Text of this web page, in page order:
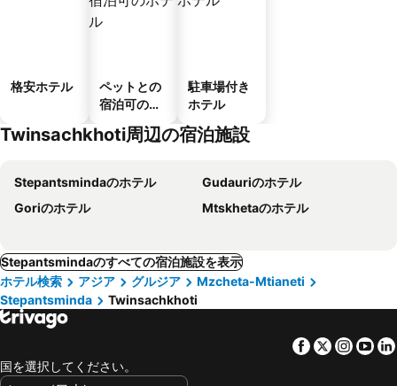
格安ホテル
ペットとの
宿泊可のホ
駐車場付き
ホテル
Twinsachkhoti周辺の宿泊施設
Stepantsmindaのホテル
Gudauriのホテル
Goriのホテル
Mtskhetaのホテル
Stepantsmindaのすべての宿泊施設を表示
ホテル検索
アジア グルジア
Mzcheta-Mtianeti
Stepantsminda
Twinsachkhoti
Facebook
Twitter
国を選択してください。